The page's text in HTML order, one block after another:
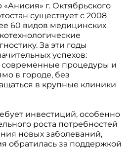
г. Октябрьского
существует с 2008
60 видов медицинских
За эти годы
успехов:
процедуры и
в городе, без
в крупные клиники
инвестиций, особенно
роста потребностей
новых заболеваний,
обратилась за поддержкой